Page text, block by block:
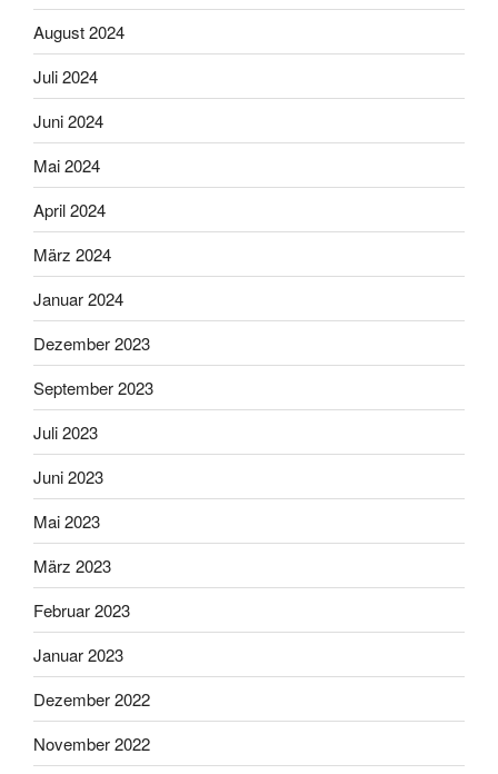
August 2024
Juli 2024
Juni 2024
Mai 2024
April 2024
März 2024
Januar 2024
Dezember 2023
September 2023
Juli 2023
Juni 2023
Mai 2023
März 2023
Februar 2023
Januar 2023
Dezember 2022
November 2022